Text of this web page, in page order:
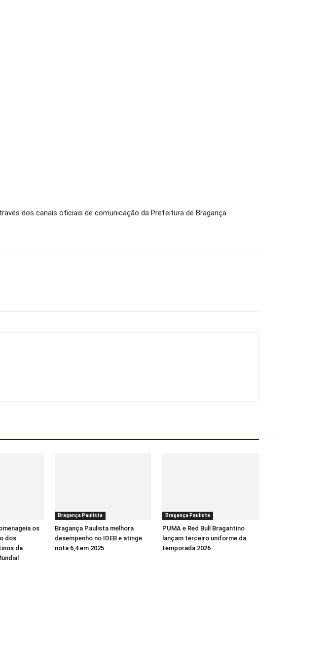
dos canais oficiais de comunicação da Prefeitura de Bragança
os
dos
da
Bragança Paulista
Bragança Paulista melhora
desempenho no IDEB e atinge
nota 6,4 em 2025
Bragança Paulista
PUMA e Red Bull Bragantino
lançam terceiro uniforme da
temporada 2026